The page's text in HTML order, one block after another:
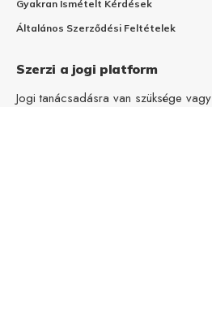
Gyakran Ismételt Kérdések
Általános Szerződési Feltételek
Szerzi a jogi platform
Jogi tanácsadásra van szüksége vagy